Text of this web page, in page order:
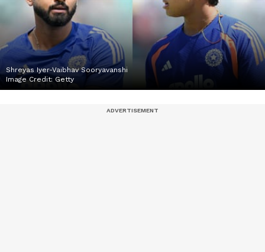
Shreyas Iyer-Vaibhav Sooryavanshi
Image Credit: Getty